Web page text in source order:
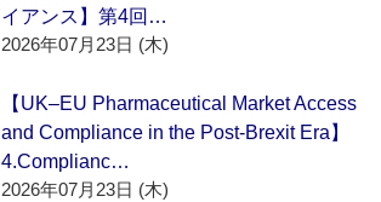
イアンス】第4回…
2026年07月23日 (木)
【UK–EU Pharmaceutical Market Access
and Compliance in the Post-Brexit Era】
4.Complianc…
2026年07月23日 (木)